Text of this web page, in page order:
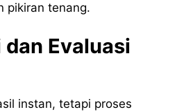
pikiran tenang.
Evaluasi
instan, tetapi proses